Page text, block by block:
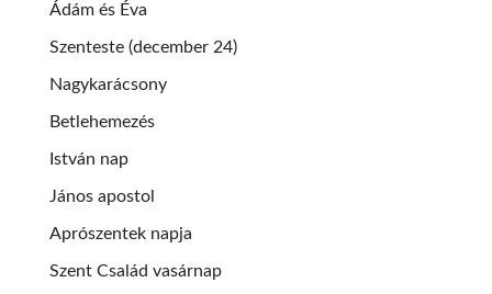
Ádám és Éva
Szenteste (december 24)
Nagykarácsony
Betlehemezés
István nap
János apostol
Aprószentek napja
Szent Család vasárnap